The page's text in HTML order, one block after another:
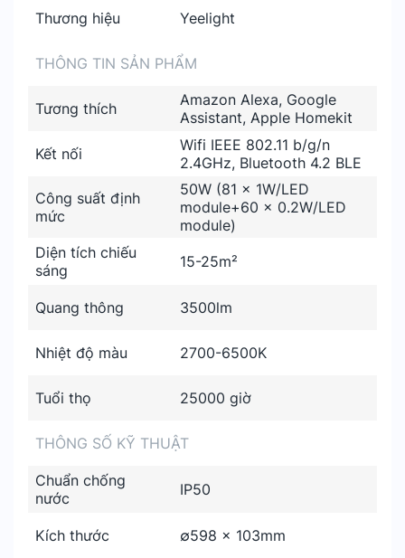
Thương hiệu Yeelight
THÔNG TIN SẢN PHẨM
Tương thích
Amazon Alexa, Google
Assistant, Apple Homekit
Kết nối
Wifi IEEE 802.11 b/g/n
2.4GHz, Bluetooth 4.2 BLE
Công suất định
mức
50W (81 x 1W/LED
module+60 x 0.2W/LED
module)
Diện tích chiếu
sáng
15-25m²
Quang thông 3500lm
Nhiệt độ màu 2700-6500K
Tuổi thọ 25000 giờ
THÔNG SỐ KỸ THUẬT
Chuẩn chống
nước
IP50
Kích thước ∅598 x 103mm